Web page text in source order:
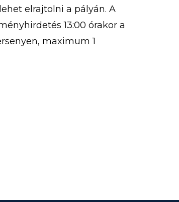
elrajtolni a pályán. A
13:00 órakor a
maximum 1
korcsoportoknak